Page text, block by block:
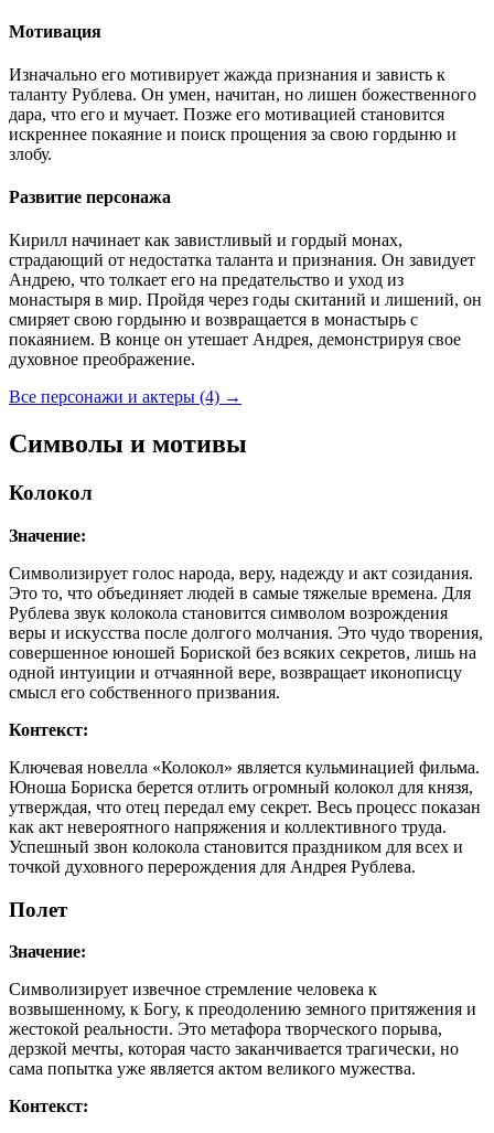
Мотивация
Изначально его мотивирует жажда признания и зависть к
таланту Рублева. Он умен, начитан, но лишен божественного
дара, что его и мучает. Позже его мотивацией становится
искреннее покаяние и поиск прощения за свою гордыню и
злобу.
Развитие персонажа
Кирилл начинает как завистливый и гордый монах,
страдающий от недостатка таланта и признания. Он завидует
Андрею, что толкает его на предательство и уход из
монастыря в мир. Пройдя через годы скитаний и лишений, он
смиряет свою гордыню и возвращается в монастырь с
покаянием. В конце он утешает Андрея, демонстрируя свое
духовное преображение.
Все персонажи и актеры (4) →
Символы и мотивы
Колокол
Значение:
Символизирует голос народа, веру, надежду и акт созидания.
Это то, что объединяет людей в самые тяжелые времена. Для
Рублева звук колокола становится символом возрождения
веры и искусства после долгого молчания. Это чудо творения,
совершенное юношей Бориской без всяких секретов, лишь на
одной интуиции и отчаянной вере, возвращает иконописцу
смысл его собственного призвания.
Контекст:
Ключевая новелла «Колокол» является кульминацией фильма.
Юноша Бориска берется отлить огромный колокол для князя,
утверждая, что отец передал ему секрет. Весь процесс показан
как акт невероятного напряжения и коллективного труда.
Успешный звон колокола становится праздником для всех и
точкой духовного перерождения для Андрея Рублева.
Полет
Значение:
Символизирует извечное стремление человека к
возвышенному, к Богу, к преодолению земного притяжения и
жестокой реальности. Это метафора творческого порыва,
дерзкой мечты, которая часто заканчивается трагически, но
сама попытка уже является актом великого мужества.
Контекст: